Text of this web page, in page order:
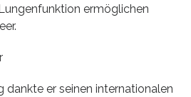
ermöglichen
dankte er seinen internationalen